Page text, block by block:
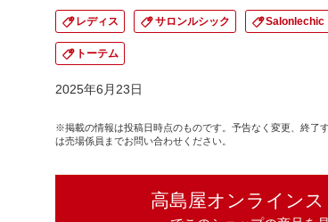
レディス サロンルシック Salonlechic
トーテム
2025年6月23日
※掲載の情報は投稿日時点のものです。予告なく変更、終了
は売場係員までお問い合わせください。
高島屋オンラインス